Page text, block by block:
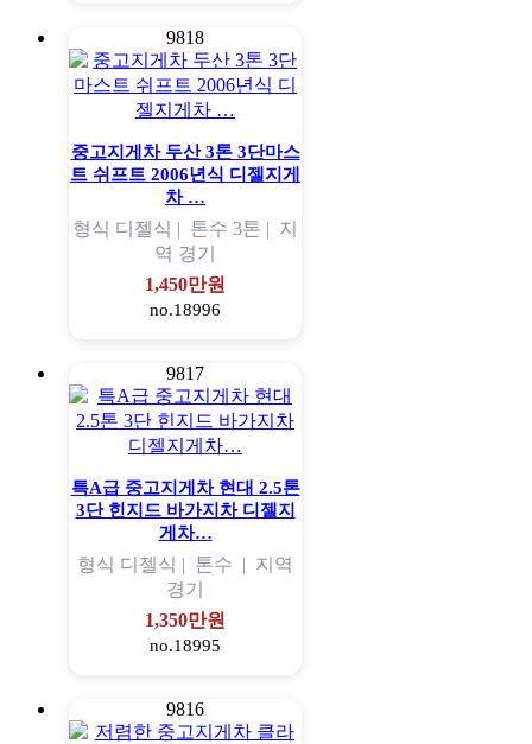
9818
중고지게차 두산 3톤 3단마스
트 쉬프트 2006년식 디젤지게
차 …
형식 디젤식 | 톤수 3톤 | 지
역 경기
1,450만원
no.18996
9817
특A급 중고지게차 현대 2.5톤
3단 힌지드 바가지차 디젤지
게차…
형식 디젤식 | 톤수 | 지역
경기
1,350만원
no.18995
9816